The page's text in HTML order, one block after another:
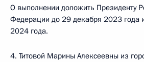
О выполнении доложить Президенту
Федерации до 29 декабря 2023 года
2024 года.
4. Титовой Марины Алексеевны из